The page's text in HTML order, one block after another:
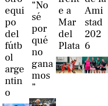
equi
po
del
fútb
ol
arge
ntin
o
“No
sé
por
qué
no
gana
mos
”
e a
Mar
del
Plata
Ami
stad
202
6